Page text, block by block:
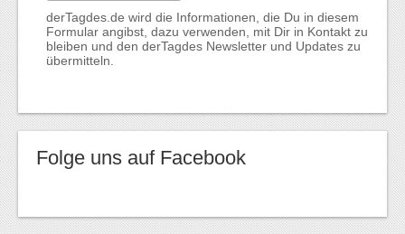
derTagdes.de wird die Informationen, die Du in diesem
Formular angibst, dazu verwenden, mit Dir in Kontakt zu
bleiben und den derTagdes Newsletter und Updates zu
übermitteln.
Folge uns auf Facebook